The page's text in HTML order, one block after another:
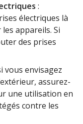
:
électriques là
appareils. Si
des prises
vous envisagez
assurez-
une utilisation en
contre les